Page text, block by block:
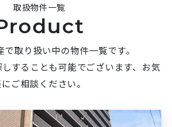
取扱物件一覧
取り扱い中の物件一覧です。
することも可能でございます、お気
ご相談ください。